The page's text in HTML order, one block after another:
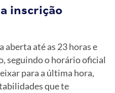
inscrição
aberta até as 23 horas e
seguindo o horário oficial
para a última hora,
que te